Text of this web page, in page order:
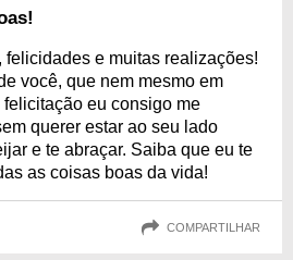
felicidades e muitas realizações!
você, que nem mesmo em
eu consigo me
querer estar ao seu lado
e te abraçar. Saiba que eu te
as coisas boas da vida!
COMPARTILHAR